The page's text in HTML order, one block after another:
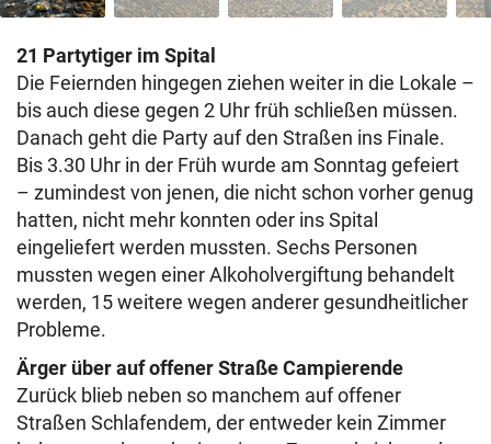
21 Partytiger im Spital
Die Feiernden hingegen ziehen weiter in die Lokale –
bis auch diese gegen 2 Uhr früh schließen müssen.
Danach geht die Party auf den Straßen ins Finale.
Bis 3.30 Uhr in der Früh wurde am Sonntag gefeiert
– zumindest von jenen, die nicht schon vorher genug
hatten, nicht mehr konnten oder ins Spital
eingeliefert werden mussten. Sechs Personen
mussten wegen einer Alkoholvergiftung behandelt
werden, 15 weitere wegen anderer gesundheitlicher
Probleme.
Ärger über auf offener Straße Campierende
Zurück blieb neben so manchem auf offener
Straßen Schlafendem, der entweder kein Zimmer